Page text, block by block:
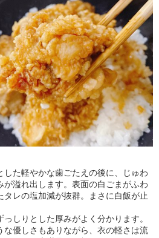
た軽やかな歯ごたえの後に、じゅわ
が溢れ出します。表面の白ごまがふわ
タレの塩加減が抜群。まさに白飯が止
しりとした厚みがよく分かります。
な優しさもありながら、衣の軽さは流